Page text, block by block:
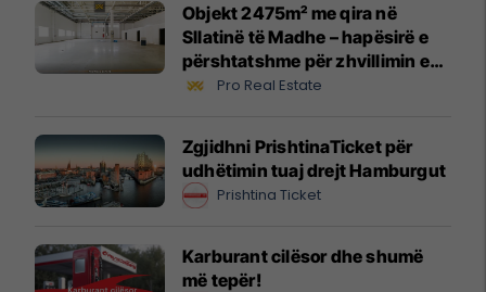
Objekt 2475m² me qira në
Sllatinë të Madhe – hapësirë e
përshtatshme për zhvillimin e
biznesit #16068
Pro Real Estate
Zgjidhni PrishtinaTicket për
udhëtimin tuaj drejt Hamburgut
Prishtina Ticket
Karburant cilësor dhe shumë
më tepër!